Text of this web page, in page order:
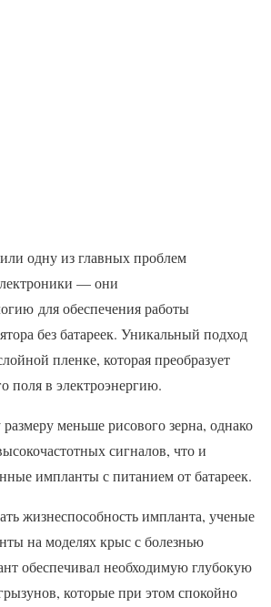
одну из главных проблем
— они
для обеспечения работы
без батареек. Уникальный подход
пленке, которая преобразует
поля в электроэнергию.
меньше рисового зерна, однако
сигналов, что и
импланты с питанием от батареек.
жизнеспособность импланта, ученые
на моделях крыс с болезнью
обеспечивал необходимую глубокую
которые при этом спокойно